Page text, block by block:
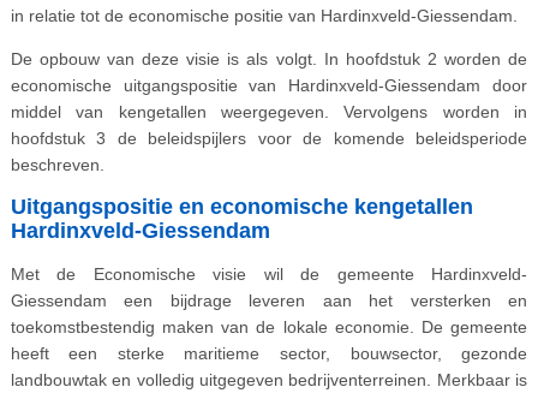
in relatie tot de economische positie van Hardinxveld-Giessendam.
De opbouw van deze visie is als volgt. In hoofdstuk 2 worden de
economische uitgangspositie van Hardinxveld-Giessendam door
middel van kengetallen weergegeven. Vervolgens worden in
hoofdstuk 3 de beleidspijlers voor de komende beleidsperiode
beschreven.
Uitgangspositie en economische kengetallen
Hardinxveld-Giessendam
Met de Economische visie wil de gemeente Hardinxveld-
Giessendam een bijdrage leveren aan het versterken en
toekomstbestendig maken van de lokale economie. De gemeente
heeft een sterke maritieme sector, bouwsector, gezonde
landbouwtak en volledig uitgegeven bedrijventerreinen. Merkbaar is